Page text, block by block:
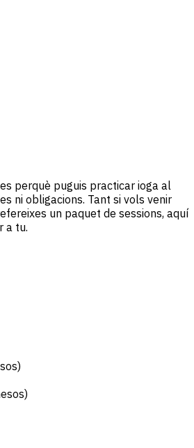
perquè puguis practicar ioga al
ni obligacions. Tant si vols venir
un paquet de sessions, aquí
a tu.